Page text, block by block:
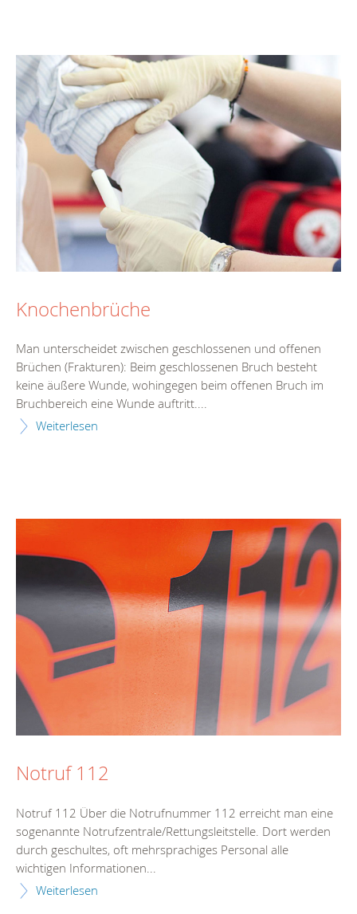
Knochenbrüche
Man unterscheidet zwischen geschlossenen und offenen
Brüchen (Frakturen): Beim geschlossenen Bruch besteht
keine äußere Wunde, wohingegen beim offenen Bruch im
Bruchbereich eine Wunde auftritt....
Weiterlesen
Notruf 112
Notruf 112 Über die Notrufnummer 112 erreicht man eine
sogenannte Notrufzentrale/Rettungsleitstelle. Dort werden
durch geschultes, oft mehrsprachiges Personal alle
wichtigen Informationen...
Weiterlesen